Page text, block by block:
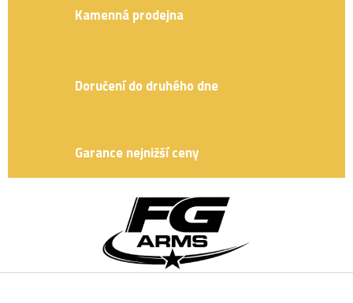
p
r
v
u
Kamenná prodejna
Doručení do druhého dne
Garance nejnižší ceny
t